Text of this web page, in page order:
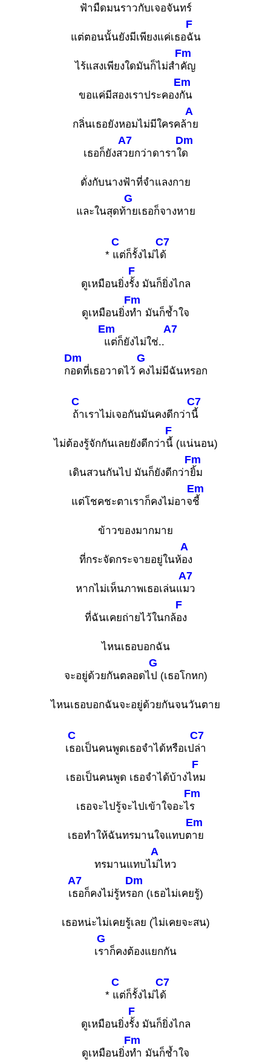
ฟ้ามืดมนราวกับเจอจันทร์
แต่ตอนนั้นยังมีเพียงแค่เธอ
F
ฉัน
ไร้แสงเพียงใดมันก็ไม่สำ
Fm
คัญ
ขอแค่มีสองเราประคอง
Em
กัน
กลิ่นเธอยังหอมไม่มีใครคล้
A
าย
เธอก็ยังส
A7
วยกว่าดาราใ
Dm
ด
ดั่งกับนางฟ้าที่จำแลงกาย
และในสุดท้
G
ายเธอก็จางหาย
*
C
แต่ก็รั้งไม่ไ
C7
ด้
ดูเหมือนยิ่ง
F
รั้ง มันก็ยิ่งไกล
ดูเหมือนยิ่ง
Fm
ทำ มันก็ช้ำใจ
Em
แต่ก็ยังไม่ใช่..
A7
ก
Dm
อดที่เธอวาดไว้
G
คงไม่มีฉันหรอก
C
ถ้าเราไม่เจอกันมันคงดีกว่า
C7
นี้
ไม่ต้องรู้จักกันเลยยังดีกว่า
F
นี้ (แน่นอน)
เดินสวนกันไป มันก็ยังดีกว่า
Fm
ยิ้ม
แต่โชคชะตาเราก็คงไม่อาจ
Em
ชี้
ข้าวของมากมาย
ที่กระจัดกระจายอยู่ในห้
A
อง
หากไม่เห็นภาพเธอเล่นแ
A7
มว
ที่ฉันเคยถ่ายไว้ในกล้
F
อง
ไหนเธอบอกฉัน
จะอยู่ด้วยกันตลอดไ
G
ป (เธอโกหก)
ไหนเธอบอกฉันจะอยู่ด้วยกันจนวันตาย
เ
C
ธอเป็นคนพูดเธอจำได้หรือเป
C7
ล่า
เธอเป็นคนพูด เธอจำได้บ้างไ
F
หม
เธอจะไปรู้จะไปเข้าใจอะไ
Fm
ร
เธอทำให้ฉันทรมานใจแทบต
Em
าย
ทรมานแทบไ
A
ม่ไหว
เ
A7
ธอก็คงไม่รู้หร
Dm
อก (เธอไม่เคยรู้)
เธอหน่ะไม่เคยรู้เลย (ไม่เคยจะสน)
เ
G
ราก็คงต้องแยกกัน
*
C
แต่ก็รั้งไม่ไ
C7
ด้
ดูเหมือนยิ่ง
F
รั้ง มันก็ยิ่งไกล
ดูเหมือนยิ่ง
Fm
ทำ มันก็ช้ำใจ